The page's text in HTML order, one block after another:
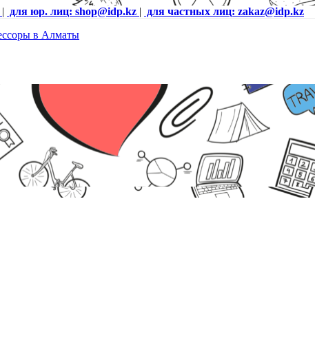
| для юр. лиц: shop@idp.kz | для частных лиц: zakaz@idp.kz